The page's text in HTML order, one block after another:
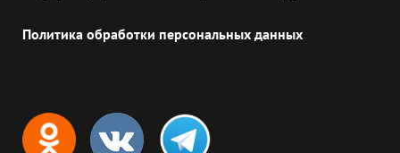
Политика обработки персональных данных